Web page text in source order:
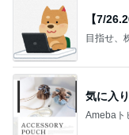
【7/
目指せ、
気に入
Amebaト